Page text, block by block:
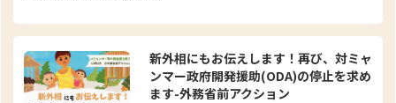
新外相にもお伝えします！再び、対ミャ
ンマー政府開発援助(ODA)の停止を求め
ます-外務省前アクション